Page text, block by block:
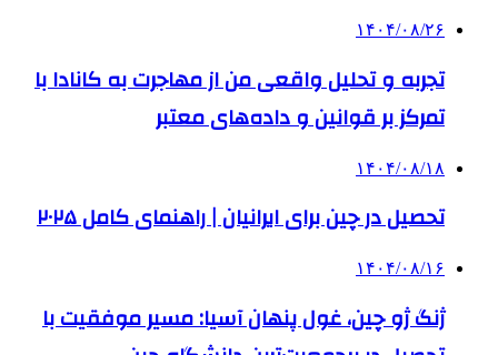
۱۴۰۴/۰۸/۲۶
تجربه و تحلیل واقعی من از مهاجرت به کانادا با
تمرکز بر قوانین و داده‌های معتبر
۱۴۰۴/۰۸/۱۸
تحصیل در چین برای ایرانیان | راهنمای کامل ۲۰۲۵
۱۴۰۴/۰۸/۱۶
ژنگ ژو چین، غول پنهان آسیا: مسیر موفقیت با